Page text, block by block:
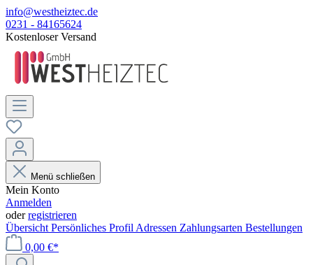
info@westheiztec.de
0231 - 84165624
Kostenloser Versand
Menü schließen
Mein Konto
Anmelden
oderregistrieren
Übersicht Persönliches Profil Adressen Zahlungsarten Bestellungen
0,00 €*